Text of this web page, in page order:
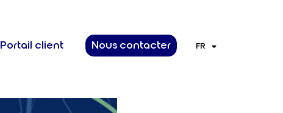
Portail client Nous contacter FR
EN